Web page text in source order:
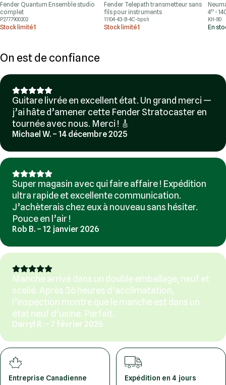
Fender Quantum Ensemble studio
complet
P2777900202
Stock limité1
Fender Telepath transmetteur sans
fils pour instruments
11104-43-B-4C-bpsh
Stock limité1
4'' -
KH-80
En
On est de confiance
Guitare livrée en excellent état. Un grand merci —
j’ai hâte d’amener cette Fender Stratocaster en
tournée avec nous. Merci ! 🎸
Michael W. – 14 décembre 2025
Super magasin avec qui faire affaire ! Expédition
ultra rapide et excellente communication.
J’achèterais chez eux à nouveau sans hésiter.
Pouce en l’air !
Rob B. – 12 janvier 2026
Manche arrivé dans un double emballage, neuf et
scellé. Après 36 heures d’acclimatation,
l’inspection montre que le manche est dans un
état neuf d’usine. Parfait.
Darryl R. – 7 février 2026
Entreprise Canadienne Expédition en 4 jours